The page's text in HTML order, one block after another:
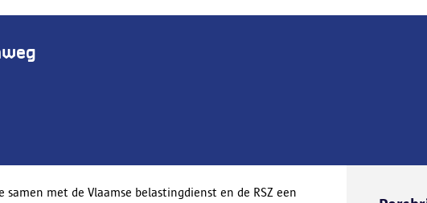
met de Vlaamse belastingdienst en de RSZ een